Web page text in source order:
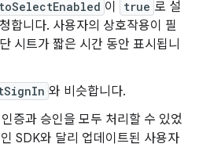
이 true 로 설
합니다. 사용자의 상호작용이 필
시트가 짧은 시간 동안 표시됩니
와 비슷합니다.
증과 승인을 모두 처리할 수 있었
SDK와 달리 업데이트된 사용자